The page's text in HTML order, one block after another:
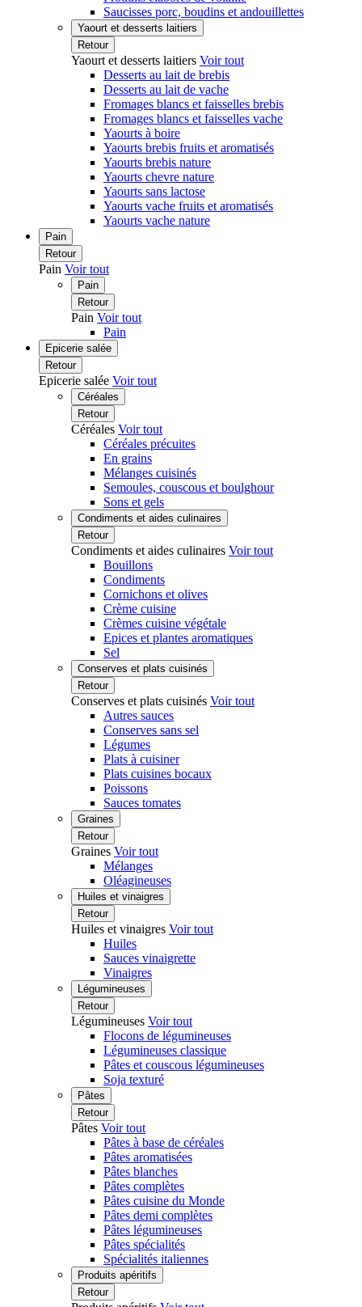
Saucisses porc, boudins et andouillettes
Yaourt et desserts laitiers
Retour
Yaourt et desserts laitiers Voir tout
Desserts au lait de brebis
Desserts au lait de vache
Fromages blancs et faisselles brebis
Fromages blancs et faisselles vache
Yaourts à boire
Yaourts brebis fruits et aromatisés
Yaourts brebis nature
Yaourts chevre nature
Yaourts sans lactose
Yaourts vache fruits et aromatisés
Yaourts vache nature
Pain
Retour
Pain Voir tout
Pain
Retour
Pain Voir tout
Pain
Epicerie salée
Retour
Epicerie salée Voir tout
Céréales
Retour
Céréales Voir tout
Céréales précuites
En grains
Mélanges cuisinés
Semoules, couscous et boulghour
Sons et gels
Condiments et aides culinaires
Retour
Condiments et aides culinaires Voir tout
Bouillons
Condiments
Cornichons et olives
Crème cuisine
Crèmes cuisine végétale
Epices et plantes aromatiques
Sel
Conserves et plats cuisinés
Retour
Conserves et plats cuisinés Voir tout
Autres sauces
Conserves sans sel
Légumes
Plats à cuisiner
Plats cuisines bocaux
Poissons
Sauces tomates
Graines
Retour
Graines Voir tout
Mélanges
Oléagineuses
Huiles et vinaigres
Retour
Huiles et vinaigres Voir tout
Huiles
Sauces vinaigrette
Vinaigres
Légumineuses
Retour
Légumineuses Voir tout
Flocons de légumineuses
Légumineuses classique
Pâtes et couscous légumineuses
Soja texturé
Pâtes
Retour
Pâtes Voir tout
Pâtes à base de céréales
Pâtes aromatisées
Pâtes blanches
Pâtes complètes
Pâtes cuisine du Monde
Pâtes demi complètes
Pâtes légumineuses
Pâtes spécialités
Spécialités italiennes
Produits apéritifs
Retour